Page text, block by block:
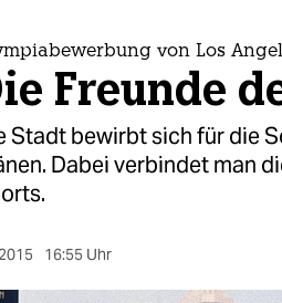
von Los
Freunde
Stadt bewirbt sich für die
Dabei verbindet man
16:55 Uhr